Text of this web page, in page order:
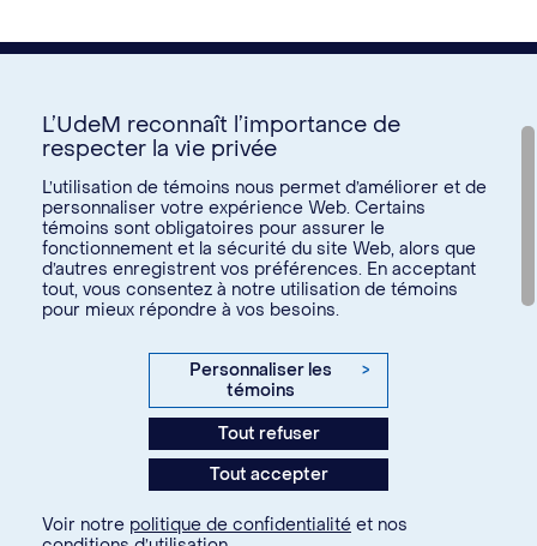
Nous joindre
Voir tous les liens
Calendrier de la vie étudiante
Ateliers culturels
Expérience étudiante
Espace entreprises
Aide financière et emploi
Espace ressources SVE
À propos
Confidentialité
Conditions d’utilisation
Paramètres des témoins
Agence webKryzalid
communauté étudiante
L’UdeM reconnaît l’importance de
respecter la vie privée
L’utilisation de témoins nous permet d’améliorer et de
personnaliser votre expérience Web. Certains
témoins sont obligatoires pour assurer le
fonctionnement et la sécurité du site Web, alors que
d’autres enregistrent vos préférences. En acceptant
tout, vous consentez à notre utilisation de témoins
pour mieux répondre à vos besoins.
Personnaliser les
témoins
>
Tout refuser
Tout accepter
Voir notre politique de confidentialité et nos